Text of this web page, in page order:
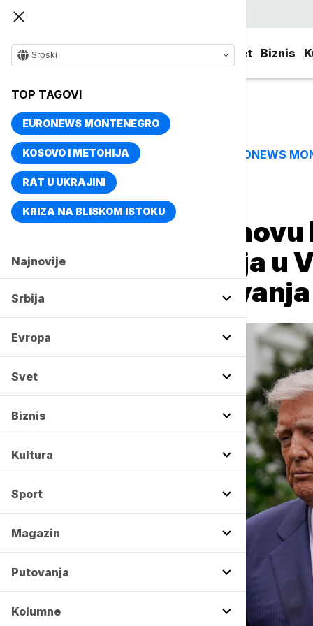
Svet Biznis
Srpski
TOP TAGOVI
EURONEWS MONTENEGRO
KOSOVO I METOHIJA
RAT U UKRAJINI
KRIZA NA BLISKOM ISTOKU
Najnovije
Srbija
Evropa
Svet
Biznis
Kultura
Sport
Magazin
Putovanja
Kolumne
TOP TAGOVI EURONEWS
Naslovna Svet
Tramp najavio
američkih heroja u
godina od osnivanja